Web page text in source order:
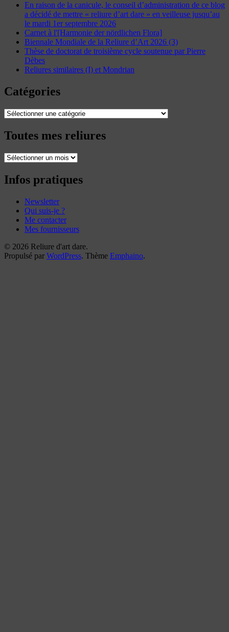
En raison de la canicule, le conseil d’administration de ce blog
a décidé de mettre « reliure d’art dare » en veilleuse jusqu’au
le mardi 1er septembre 2026
Carnet à l'[Harmonie der nördlichen Flora]
Biennale Mondiale de la Reliure d’Art 2026 (3)
Thèse de doctorat de troisième cycle soutenue par Pierre
Dèbes
Reliures similaires (I) et Mondrian
Catégories
Catégories
Toutes mes reliures
Toutes
reliures
Infos pratiques
Newsletter
Qui suis-je ?
Me contacter
Mes fournisseurs
© 2026 Reliure d'art dare.
Propulsé par WordPress. Thème Emphaino.